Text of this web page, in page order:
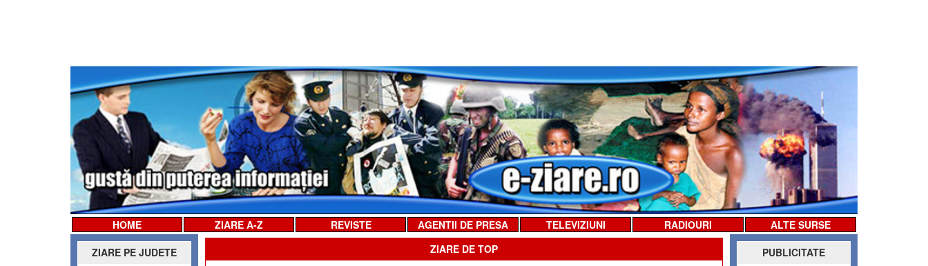
HOME ZIARE A-Z REVISTE AGENTII DE PRESA TELEVIZIUNI RADIOURI
ALTE SURSE
ZIARE PE JUDETE
ZIARE DE TOP PUBLICITATE